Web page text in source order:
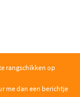
rangschikken op
me dan een berichtje